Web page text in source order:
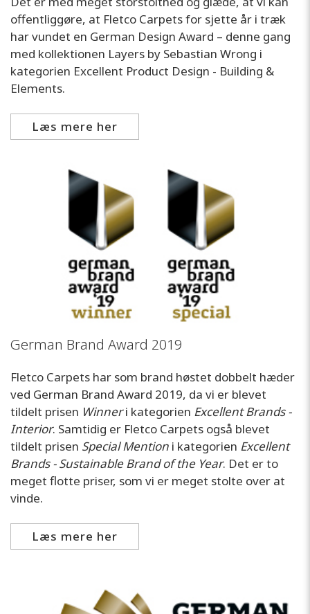
offentliggøre, at Fletco Carpets for sjette år i træk
har vundet en German Design Award – denne gang
med kollektionen Layers by Sebastian Wrong i
kategorien Excellent Product Design - Building &
Elements.
Læs mere her
German Brand Award 2019
Fletco Carpets har som brand høstet dobbelt hæder
ved German Brand Award 2019, da vi er blevet
tildelt prisen Winneri kategorien Excellent Brands -
Interior. Samtidig er Fletco Carpets også blevet
tildelt prisen Special Mention i kategorien Excellent
Brands - Sustainable Brand of the Year. Det er to
meget flotte priser, som vi er meget stolte over at
vinde.
Læs mere her